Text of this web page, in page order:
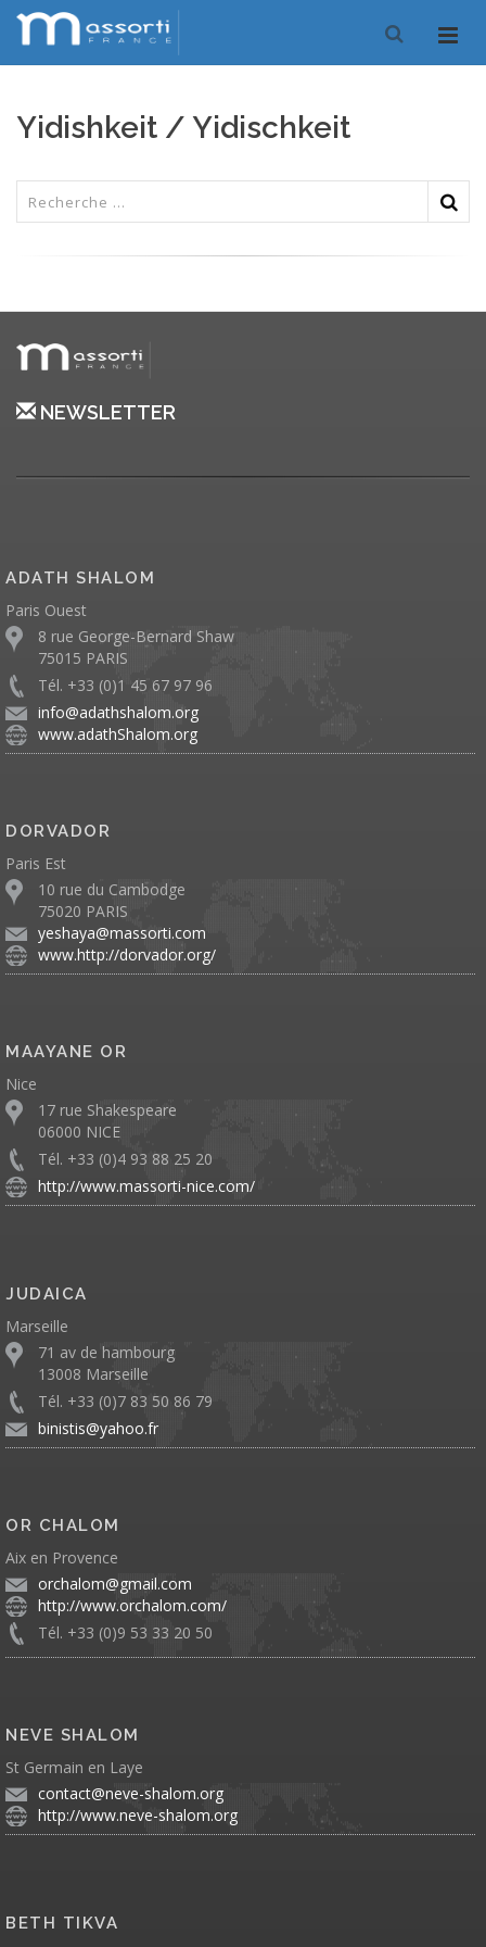
Yidishkeit / Yidischkeit
NEWSLETTER
ADATH SHALOM
Paris Ouest
8 rue George-Bernard Shaw
75015 PARIS
Tél. +33 (0)1 45 67 97 96
info@adathshalom.org
www.adathShalom.org
DORVADOR
Paris Est
10 rue du Cambodge
75020 PARIS
yeshaya@massorti.com
www.http://dorvador.org/
MAAYANE OR
Nice
17 rue Shakespeare
06000 NICE
Tél. +33 (0)4 93 88 25 20
http://www.massorti-nice.com/
JUDAICA
Marseille
71 av de hambourg
13008 Marseille
Tél. +33 (0)7 83 50 86 79
binistis@yahoo.fr
OR CHALOM
Aix en Provence
orchalom@gmail.com
http://www.orchalom.com/
Tél. +33 (0)9 53 33 20 50
NEVE SHALOM
St Germain en Laye
contact@neve-shalom.org
http://www.neve-shalom.org
BETH TIKVA